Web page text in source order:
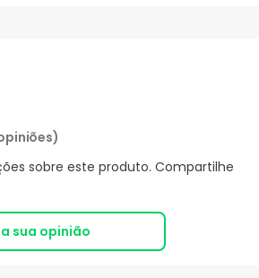
sobre este produto. Compartilhe
a sua opinião